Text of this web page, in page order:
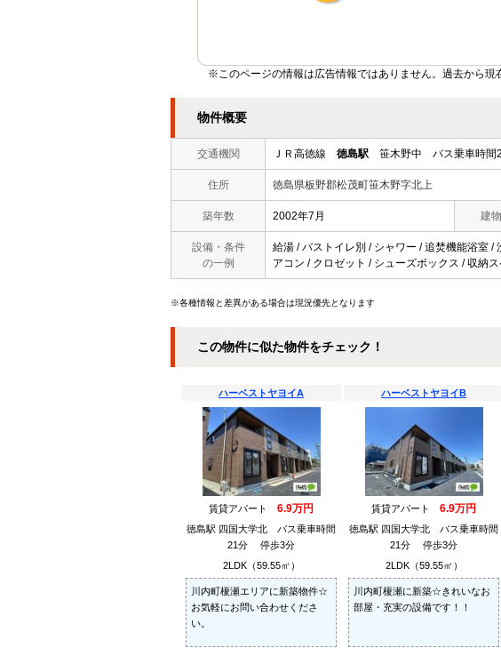
※このページの情報は広告情報ではありません。過去から現
物件概要
交通機関 ＪＲ高徳線 徳島駅 笹木野中 バス乗車時
住所 徳島県板野郡松茂町笹木野字北上
築年数 2002年7月 建
設備・条件
の一例
給湯 / バストイレ別 / シャワー / 追焚機能浴室
アコン / クロゼット / シューズボックス / 収納
※各種情報と差異がある場合は現況優先となります
この物件に似た物件をチェック！
ハーベストヤヨイA
賃貸アパート 6.9万円
徳島駅 四国大学北 バス乗車時間
21分 停歩3分
2LDK（59.55㎡）
川内町榎瀬エリアに新築物件☆
お気軽にお問い合わせくださ
い。
ハーベストヤヨイB
賃貸アパート 6.9万円
徳島駅 四国大学北 バス乗車時間
21分 停歩3分
2LDK（59.55㎡）
川内町榎瀬に新築☆きれいなお
部屋・充実の設備です！！